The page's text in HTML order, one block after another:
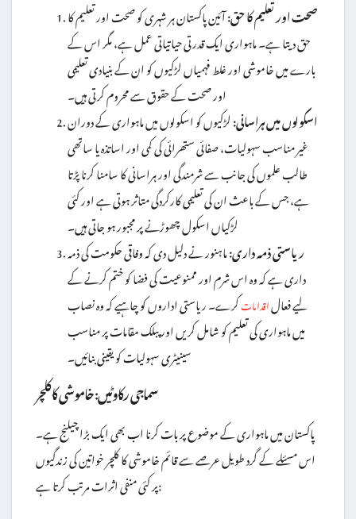
صحت اور تعلیم کا حق:آئین پاکستان ہر شہری کو صحت اور تعلیم کا
حق دیتا ہے۔ ماہواری ایک قدرتی حیاتیاتی عمل ہے، مگر اس کے
بارے میں خاموشی اور غلط فہمیاں لڑکیوں کو ان کے بنیادی تعلیمی
اور صحت کے حقوق سے محروم کرتی ہیں۔
اسکولوں میں ہراسانی:لڑکیوں کو اسکولوں میں ماہواری کے دوران
غیر مناسب سہولیات، صفائی ستھرائی کی کمی اور اساتذہ یا ساتھی
طالب علموں کی جانب سے شرمندگی اور ہراسانی کا سامنا کرنا پڑتا
ہے، جس کے باعث ان کی تعلیمی کارکردگی متاثر ہوتی ہے اور کئی
لڑکیاں اسکول چھوڑنے پر مجبور ہو جاتی ہیں۔
ریاستی ذمہ داری:ماہنور نے دلیل دی کہ وفاقی حکومت کی ذمہ
داری ہے کہ وہ اس شرم اور ممنوعیت کی فضا کو ختم کرنے کے
لیے فعالاقداماتکرے۔ ریاستی اداروں کو چاہیے کہ وہ نصاب
میں ماہواری کی تعلیم کو شامل کریں اور پبلک مقامات پر مناسب
سینیٹری سہولیات کو یقینی بنائیں۔
سماجی رکاوٹیں: خاموشی کا کلچر
پاکستان میں ماہواری کے موضوع پر بات کرنا اب بھی ایک بڑا چیلنج ہے۔
اس مسئلے کے گرد طویل عرصے سے قائم خاموشی کا کلچر خواتین کی زندگیوں
پر کئی منفی اثرات مرتب کرتا ہے: